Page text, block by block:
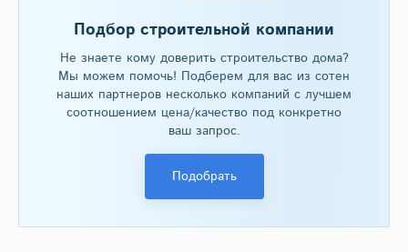
Подбор строительной компании
Не знаете кому доверить строительство дома?
Мы можем помочь! Подберем для вас из сотен
наших партнеров несколько компаний с лучшем
соотношением цена/качество под конкретно
ваш запрос.
Подобрать